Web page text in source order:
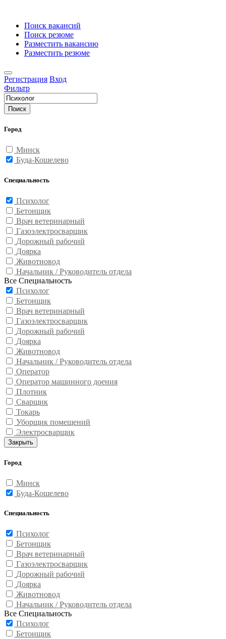
Поиск вакансий
Поиск резюме
Разместить вакансию
Разместить резюме
Регистрация Вход
Фильтр
Поиск
Город
Минск
Буда-Кошелево
Специальность
Психолог
Бетонщик
Врач ветеринарный
Газоэлектросварщик
Дорожный рабочий
Доярка
Животновод
Начальник / Руководитель отдела
Все Специальность
Психолог
Бетонщик
Врач ветеринарный
Газоэлектросварщик
Дорожный рабочий
Доярка
Животновод
Начальник / Руководитель отдела
Оператор
Оператор машинного доения
Плотник
Сварщик
Токарь
Уборщик помещений
Электросварщик
Закрыть
Город
Минск
Буда-Кошелево
Специальность
Психолог
Бетонщик
Врач ветеринарный
Газоэлектросварщик
Дорожный рабочий
Доярка
Животновод
Начальник / Руководитель отдела
Все Специальность
Психолог
Бетонщик